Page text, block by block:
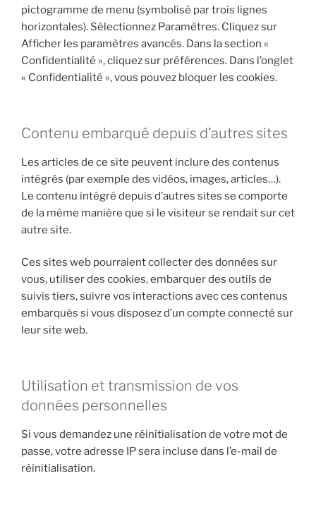
pictogramme de menu (symbolisé par trois lignes
horizontales). Sélectionnez Paramètres. Cliquez sur
Afficher les paramètres avancés. Dans la section «
Confidentialité », cliquez sur préférences. Dans l’onglet
« Confidentialité », vous pouvez bloquer les cookies.
Contenu embarqué depuis d’autres sites
Les articles de ce site peuvent inclure des contenus
intégrés (par exemple des vidéos, images, articles…).
Le contenu intégré depuis d’autres sites se comporte
de la même manière que si le visiteur se rendait sur cet
autre site.
Ces sites web pourraient collecter des données sur
vous, utiliser des cookies, embarquer des outils de
suivis tiers, suivre vos interactions avec ces contenus
embarqués si vous disposez d’un compte connecté sur
leur site web.
Utilisation et transmission de vos
données personnelles
Si vous demandez une réinitialisation de votre mot de
passe, votre adresse IP sera incluse dans l’e-mail de
réinitialisation.